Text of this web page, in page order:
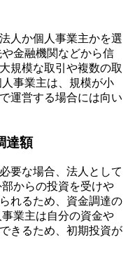
人か個人事業主かを選
金融機関などから信
規模な取引や複数の取
事業主は、規模が小
運営する場合には向い
達額
要な場合、法人として
からの投資を受けや
れるため、資金調達の
業主は自分の資金や
きるため、初期投資が